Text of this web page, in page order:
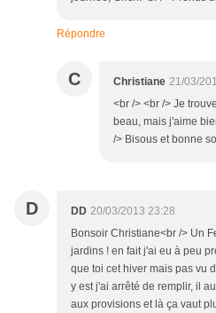
Répondre
C Christiane 21/03/
<br /> <br /> Je
beau, mais j'aime
/> Bisous et bonne
D DD 20/03/2013 23:28
Bonsoir Christiane<br /> Un
jardins ! en fait j'ai eu à peu
que toi cet hiver mais pas vu
y est j'ai arrêté de remplir, il
aux provisions et là ça vaut